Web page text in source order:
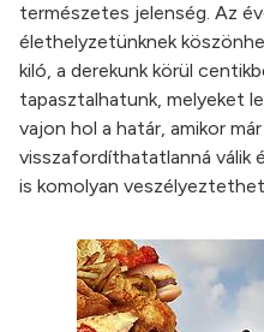
természetes jelenség. Az
élethelyzetünknek
kiló, a derekunk körül
tapasztalhatunk, melyeket
vajon hol a határ, amikor
visszafordíthatatlanná válik
is komolyan